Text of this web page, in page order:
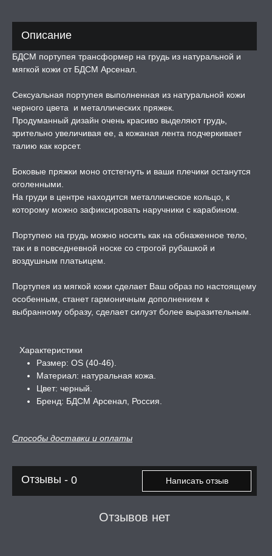
ПРИКОЛЫ,
УПАКОВКА
ЧАШИ И
ДЛЯ СЕКСА
-50%, ТОВАР ЗА
ОБРАЗ
БОНДАЖ
Описание
БДСМ портупея трансформер на грудь из натуральной и
мягкой кожи от БДСМ Арсенал.
Сексуальная портупея выполненная из натуральной кожи
черного цвета и металлических пряжек.
Продуманный дизайн очень красиво выделяют грудь,
зрительно увеличивая ее, а кожаная лента подчеркивает
талию как корсет.
Боковые пряжки моно отстегнуть и ваши плечики останутся
оголенными.
На груди в центре находится металлическое кольцо, к
которому можно зафиксировать наручники с карабином.
Портупею на грудь можно носить как на обнаженное тело,
так и в повседневной носке со строгой рубашкой и
воздушным платьицем.
Портупея из мягкой кожи сделает Ваш образ по настоящему
особенным, станет гармоничным дополнением к
выбранному образу, сделает силуэт более выразительным.
Характеристики
Размер: OS (40-46).
Материал: натуральная кожа.
Цвет: черный.
Бренд: БДСМ Арсенал, Россия.
Способы доставки и оплаты
Отзывы - 0 Написать отзыв
Отзывов нет